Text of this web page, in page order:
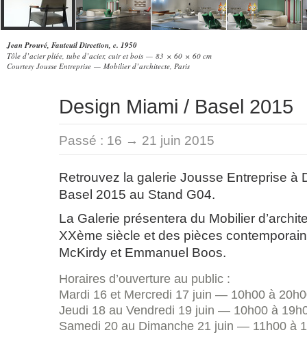
Jean Prouvé, Fauteuil Direction, c. 1950
Tôle d’acier pliée, tube d’acier, cuir et bois — 83 × 60 × 60 cm
Courtesy Jousse Entreprise — Mobilier d’architecte, Paris
Design Miami / Basel 2015
Passé : 16 → 21 juin 2015
Retrouvez la galerie Jousse Entreprise à
Basel 2015 au Stand G04.
La Galerie présentera du Mobilier
XXème siècle et des pièces
McKirdy et Emmanuel Boos.
Horaires d’ouverture au public :
Mardi 16 et Mercredi 17 juin — 10h00 à
Jeudi 18 au Vendredi 19 juin — 10h00 à
Samedi 20 au Dimanche 21 juin — 11h00 à